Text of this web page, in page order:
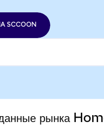
SCCOON
данные рынка